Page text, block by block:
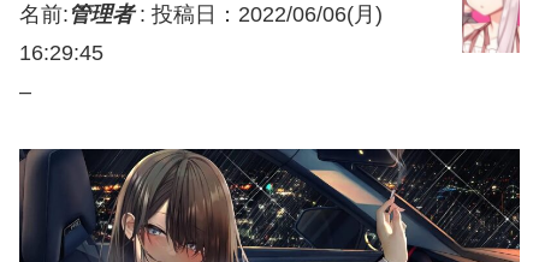
名前: 管理者: 投稿日：2022/06/06(月)
16:29:45
–